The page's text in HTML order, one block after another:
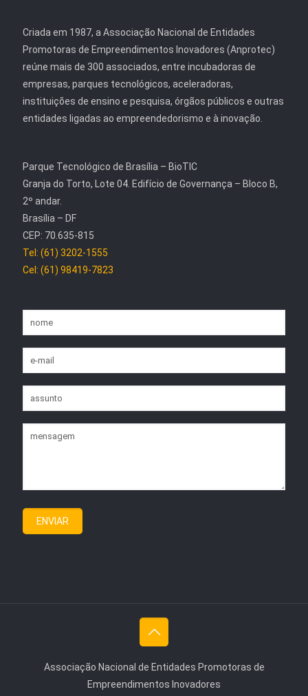
Criada em 1987, a Associação Nacional de Entidades
Promotoras de Empreendimentos Inovadores (Anprotec)
reúne mais de 300 associados, entre incubadoras de
empresas, parques tecnológicos, aceleradoras,
instituições de ensino e pesquisa, órgãos públicos e outras
entidades ligadas ao empreendedorismo e à inovação.
Parque Tecnológico de Brasília – BioTIC
Granja do Torto, Lote 04. Edifício de Governança – Bloco B,
2º andar.
Brasília – DF
CEP: 70.635-815
Tel: (61) 3202-1555
Cel: (61) 98419-7823
Associação Nacional de Entidades Promotoras de
Empreendimentos Inovadores